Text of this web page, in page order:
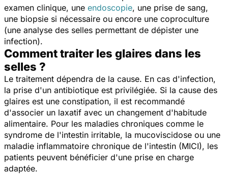
examen clinique, une endoscopie, une prise de sang,
une biopsie si nécessaire ou encore une coproculture
(une analyse des selles permettant de dépister une
infection).
Comment traiter les glaires dans les
selles ?
Le traitement dépendra de la cause. En cas d'infection,
la prise d'un antibiotique est privilégiée. Si la cause des
glaires est une constipation, il est recommandé
d'associer un laxatif avec un changement d'habitude
alimentaire. Pour les maladies chroniques comme le
syndrome de l'intestin irritable, la mucoviscidose ou une
maladie inflammatoire chronique de l'intestin (MICI), les
patients peuvent bénéficier d'une prise en charge
adaptée.